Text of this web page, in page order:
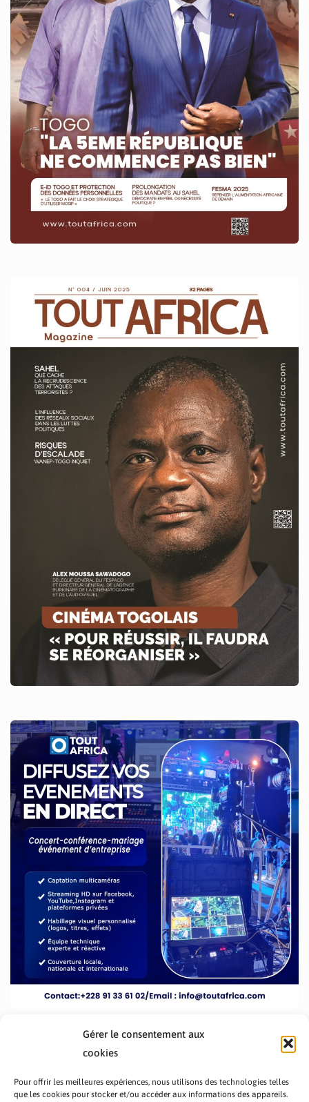
Gérer le consentement aux
cookies
Pour offrir les meilleures expériences, nous utilisons des technologies telles
que les cookies pour stocker et/ou accéder aux informations des appareils.